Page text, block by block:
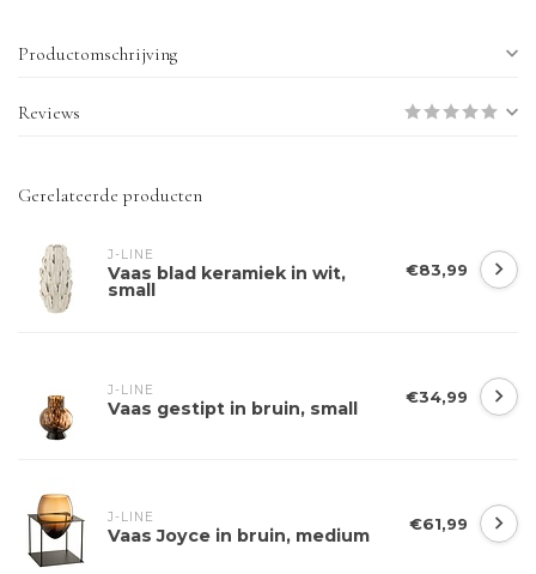
Productomschrijving
Reviews
Gerelateerde producten
J-LINE
Vaas blad keramiek in wit,
small
€83,99
J-LINE
Vaas gestipt in bruin, small
€34,99
J-LINE
Vaas Joyce in bruin, medium
€61,99